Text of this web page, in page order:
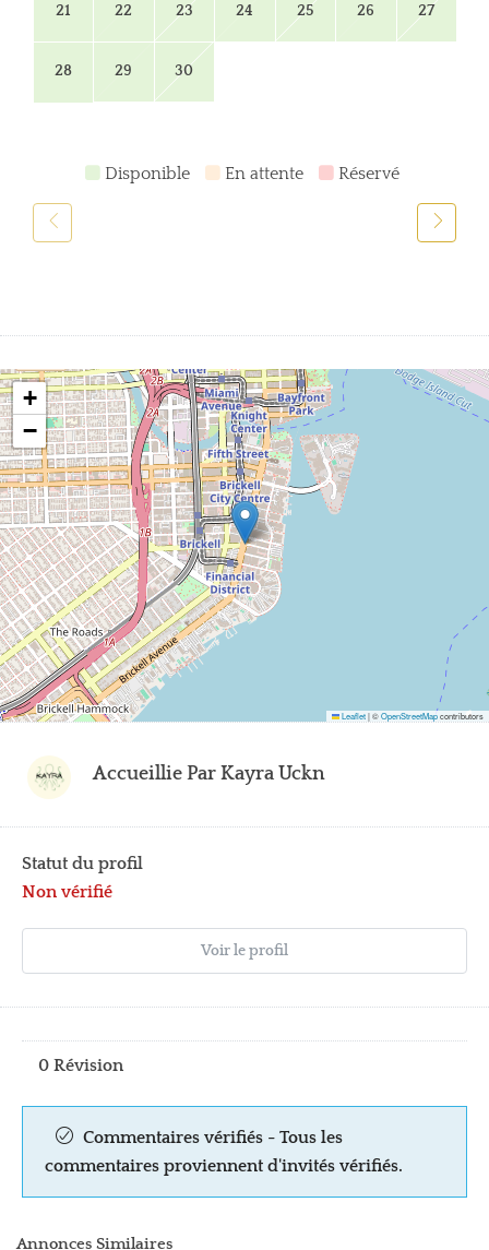
21 22 23 24 25 26 27
28 29 30
Disponible En attente Réservé
+
−
Leaflet|©OpenStreetMapcontributors
Accueillie Par Kayra Uckn
Statut du profil
Non vérifié
Voir le profil
0 Révision
Commentaires vérifiés - Tous les
commentaires proviennent d'invités vérifiés.
Annonces Similaires